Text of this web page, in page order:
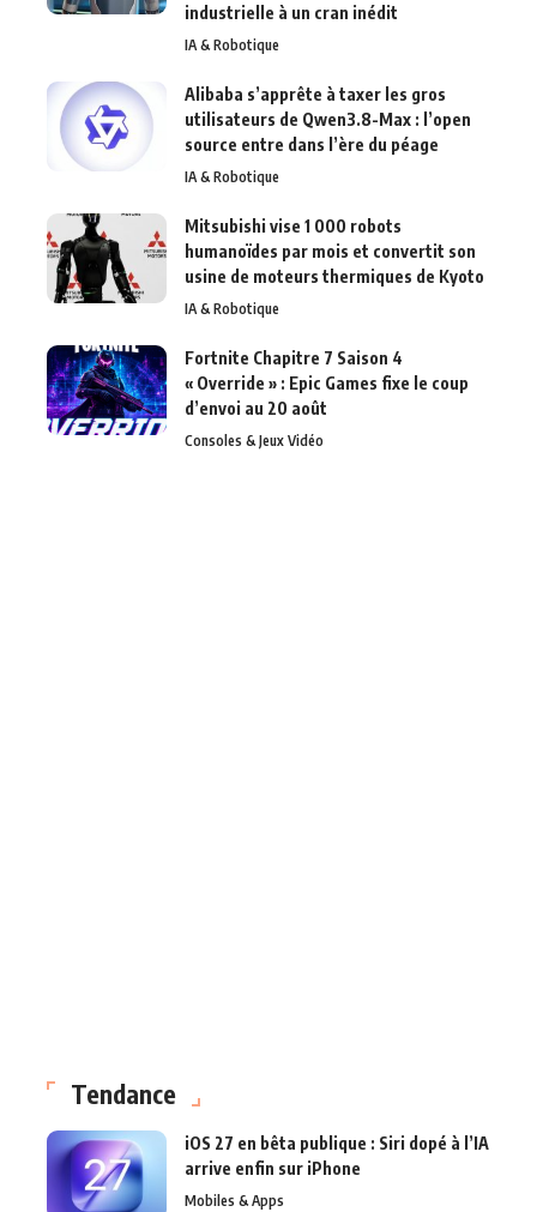
industrielle à un cran inédit
IA & Robotique
Alibaba s’apprête à taxer les gros
utilisateurs de Qwen3.8-Max : l’open
source entre dans l’ère du péage
IA & Robotique
Mitsubishi vise 1 000 robots
humanoïdes par mois et convertit son
usine de moteurs thermiques de Kyoto
IA & Robotique
Fortnite Chapitre 7 Saison 4
« Override » : Epic Games fixe le coup
d’envoi au 20 août
Consoles & Jeux Vidéo
Tendance
iOS 27 en bêta publique : Siri dopé à l’IA
arrive enfin sur iPhone
Mobiles & Apps